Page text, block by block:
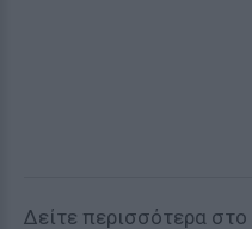
Δείτε περισσότερα στο